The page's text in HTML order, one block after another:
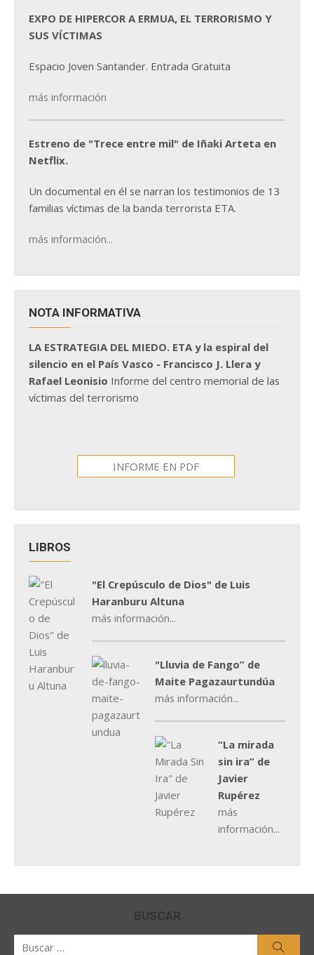
EXPO DE HIPERCOR A ERMUA, EL TERRORISMO Y
SUS VÍCTIMAS
Espacio Joven Santander. Entrada Gratuita
más información
Estreno de "Trece entre mil" de Iñaki Arteta en
Netflix.
Un documental en él se narran los testimonios de 13
familias víctimas de la banda terrorista ETA.
más información...
NOTA INFORMATIVA
LA ESTRATEGIA DEL MIEDO. ETA y la espiral del
silencio en el País Vasco - Francisco J. Llera y
Rafael Leonisio Informe del centro memorial de las
víctimas del terrorismo
INFORME EN PDF
LIBROS
"El Crepúsculo de Dios" de Luis
Haranburu Altuna
más información...
"Lluvia de Fango” de
Maite Pagazaurtundúa
más información...
“La mirada
sin ira” de
Javier
Rupérez
más
información...
BUSCAR